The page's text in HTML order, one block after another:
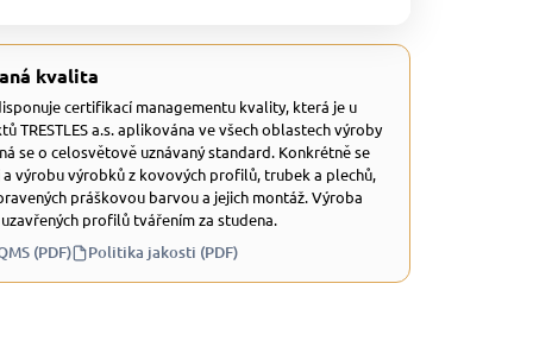
kvalita
certifikací managementu kvality, která je u
TRESTLES a.s. aplikována ve všech oblastech výroby
se o celosvětově uznávaný standard. Konkrétně se
a výrobu výrobků z kovových profilů, trubek a plechů,
práškovou barvou a jejich montáž. Výroba
profilů tvářením za studena.
(PDF) Politika jakosti (PDF)